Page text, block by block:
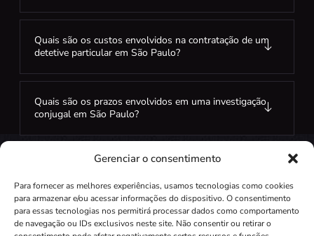
Gerenciar o consentimento
Para fornecer as melhores experiências, usamos tecnologias como cookies
para armazenar e/ou acessar informações do dispositivo. O consentimento
para essas tecnologias nos permitirá processar dados como comportamento
de navegação ou IDs exclusivos neste site. Não consentir ou retirar o
Quais são os custos envolvidos na contratação de um
detetive particular em São Paulo?
Quais são os prazos envolvidos em uma investigação
conjugal em São Paulo?
Independente do seu questionamento.